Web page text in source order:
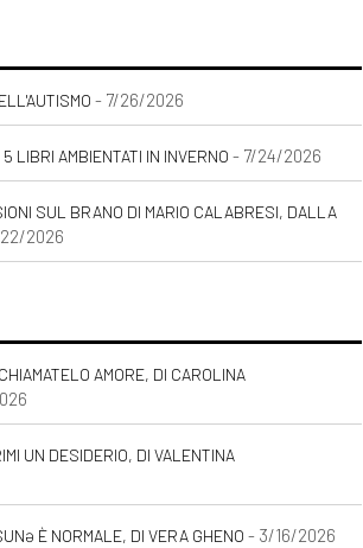
- 7/26/2026
LIBRI AMBIENTATI IN INVERNO - 7/24/2026
SUL BRANO DI MARIO CALABRESI, DALLA
2026
AMORE, DI CAROLINA
UN DESIDERIO, DI VALENTINA
È NORMALE, DI VERA GHENO - 3/16/2026